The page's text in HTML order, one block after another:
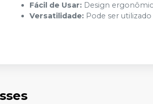
Fácil de Usar: Design
Versatilidade: Pode ser